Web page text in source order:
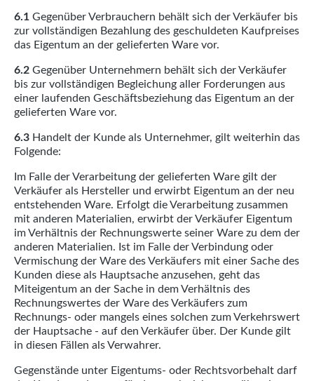
6.1 Gegenüber Verbrauchern behält sich der Verkäufer bis
zur vollständigen Bezahlung des geschuldeten Kaufpreises
das Eigentum an der gelieferten Ware vor.
6.2 Gegenüber Unternehmern behält sich der Verkäufer
bis zur vollständigen Begleichung aller Forderungen aus
einer laufenden Geschäftsbeziehung das Eigentum an der
gelieferten Ware vor.
6.3 Handelt der Kunde als Unternehmer, gilt weiterhin das
Folgende:
Im Falle der Verarbeitung der gelieferten Ware gilt der
Verkäufer als Hersteller und erwirbt Eigentum an der neu
entstehenden Ware. Erfolgt die Verarbeitung zusammen
mit anderen Materialien, erwirbt der Verkäufer Eigentum
im Verhältnis der Rechnungswerte seiner Ware zu dem der
anderen Materialien. Ist im Falle der Verbindung oder
Vermischung der Ware des Verkäufers mit einer Sache des
Kunden diese als Hauptsache anzusehen, geht das
Miteigentum an der Sache in dem Verhältnis des
Rechnungswertes der Ware des Verkäufers zum
Rechnungs- oder mangels eines solchen zum Verkehrswert
der Hauptsache - auf den Verkäufer über. Der Kunde gilt
in diesen Fällen als Verwahrer.
Gegenstände unter Eigentums- oder Rechtsvorbehalt darf